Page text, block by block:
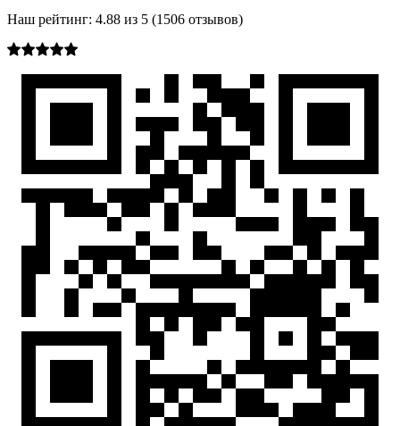
Наш рейтинг: 4.88 из 5 (1506 отзывов)